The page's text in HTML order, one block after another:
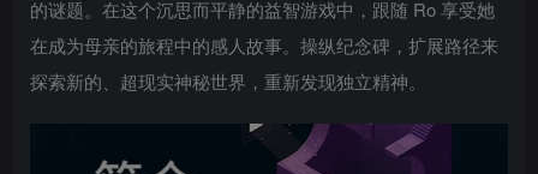
的谜题。在这个沉思而平静的益智游戏中，跟随 Ro 享受她
在成为母亲的旅程中的感人故事。操纵纪念碑，扩展路径来
探索新的、超现实神秘世界，重新发现独立精神。